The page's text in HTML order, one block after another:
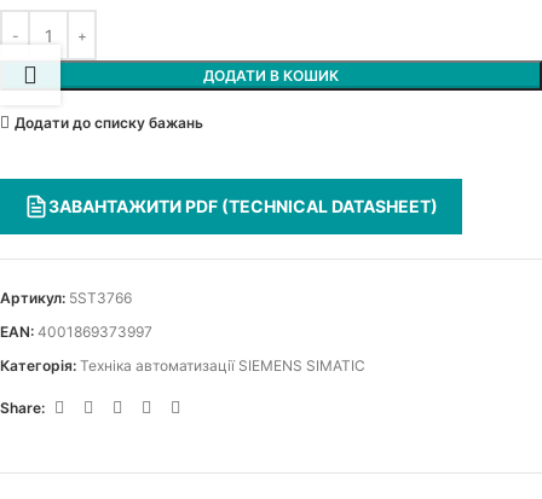
ДОДАТИ В КОШИК
Додати до списку бажань
ЗАВАНТАЖИТИ PDF (TECHNICAL DATASHEET)
EAN: 4001869373997
Артикул: 5ST3766
Категорія: Техніка автоматизації SIEMENS SIMATIC
Share: